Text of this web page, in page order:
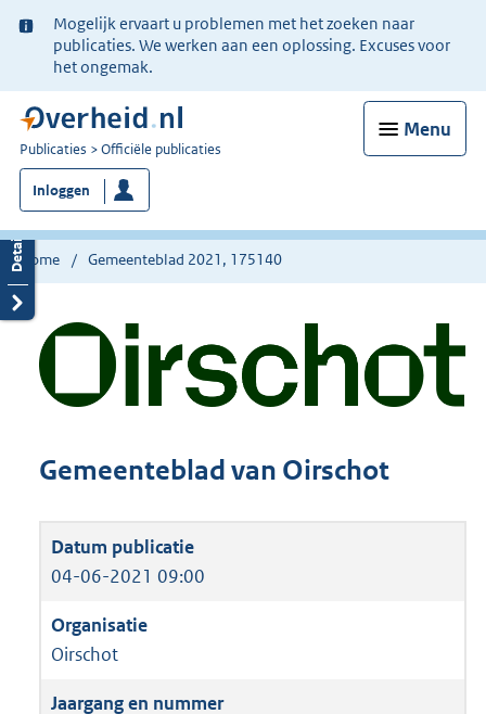
Ter
informatie:
Mogelijk ervaart u problemen met het zoeken naar
publicaties. We werken aan een oplossing. Excuses voor
het ongemak.
Menu
U
bent
nu
hier:
Publicaties Officiële publicaties
Inloggen
Home Gemeenteblad 2021, 175140
Gemeenteblad van Oirschot
04-06-2021 09:00
Oirschot